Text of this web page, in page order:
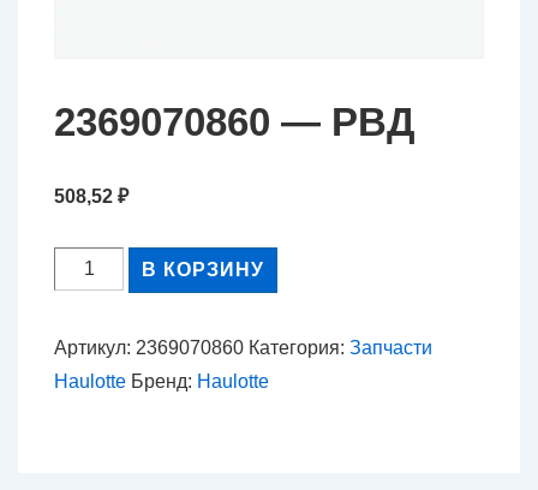
2369070860 — РВД
508,52 ₽
Количество
товара
В КОРЗИНУ
Артикул: 2369070860 Категория: Запчасти
Haulotte Бренд: Haulotte